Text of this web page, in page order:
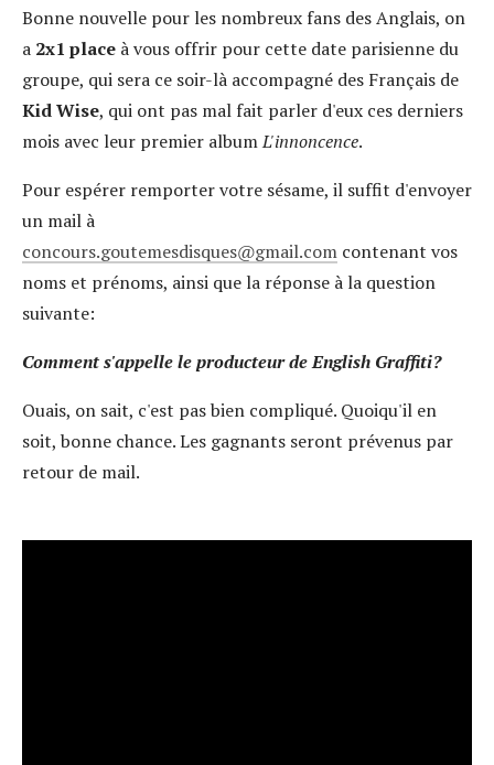
Bonne nouvelle pour les nombreux fans des Anglais, on
a 2x1 place à vous offrir pour cette date parisienne du
groupe, qui sera ce soir-là accompagné des Français de
Kid Wise, qui ont pas mal fait parler d'eux ces derniers
mois avec leur premier albumL'innoncence.
Pour espérer remporter votre sésame, il suffit d'envoyer
un mail à
concours.goutemesdisques
gmail.com contenant vos
noms et prénoms, ainsi que la réponse à la question
suivante:
Comment s'appelle le producteur de English Graffiti?
Ouais, on sait, c'est pas bien compliqué. Quoiqu'il en
soit, bonne chance. Les gagnants seront prévenus par
retour de mail.